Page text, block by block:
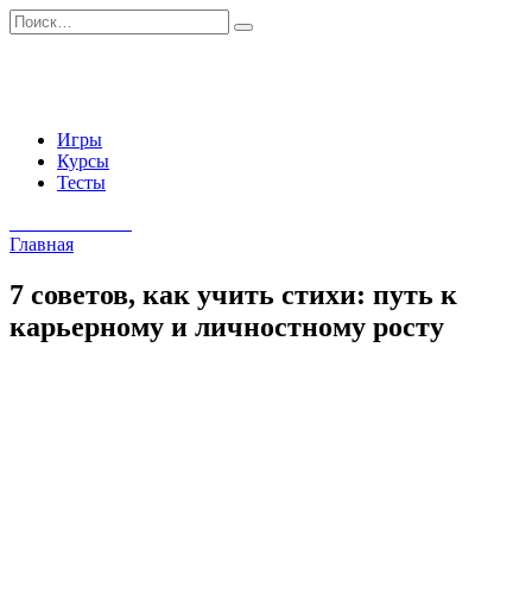
Перейти
к
Search
for:
Игры
Курсы
Тесты
Главная
7 советов, как учить стихи: путь к
карьерному и личностному росту